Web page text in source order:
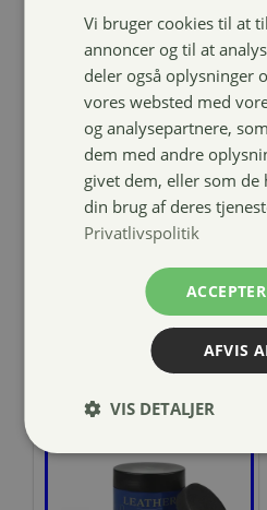
Vi bruger cookies til at
annoncer og til at
deler også oplysninger
vores websted med
og analysepartnere,
dem med andre
givet dem, eller som
din brug af deres
Privatlivspolitik
AFVIS
VIS DETALJER